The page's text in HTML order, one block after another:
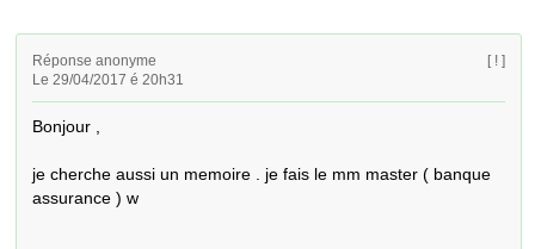
Réponse anonyme
Le 29/04/2017 é 20h31
[ ! ]
Bonjour ,
je cherche aussi un memoire . je fais le mm master ( banque
assurance ) w